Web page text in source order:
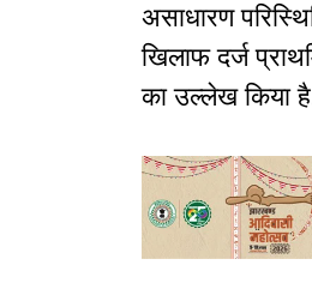
असाधारण
खिलाफ दर्ज
का उल्लेख किया